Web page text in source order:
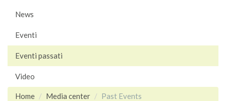
News
Eventi
Eventi passati
Video
Home Media center Past Events